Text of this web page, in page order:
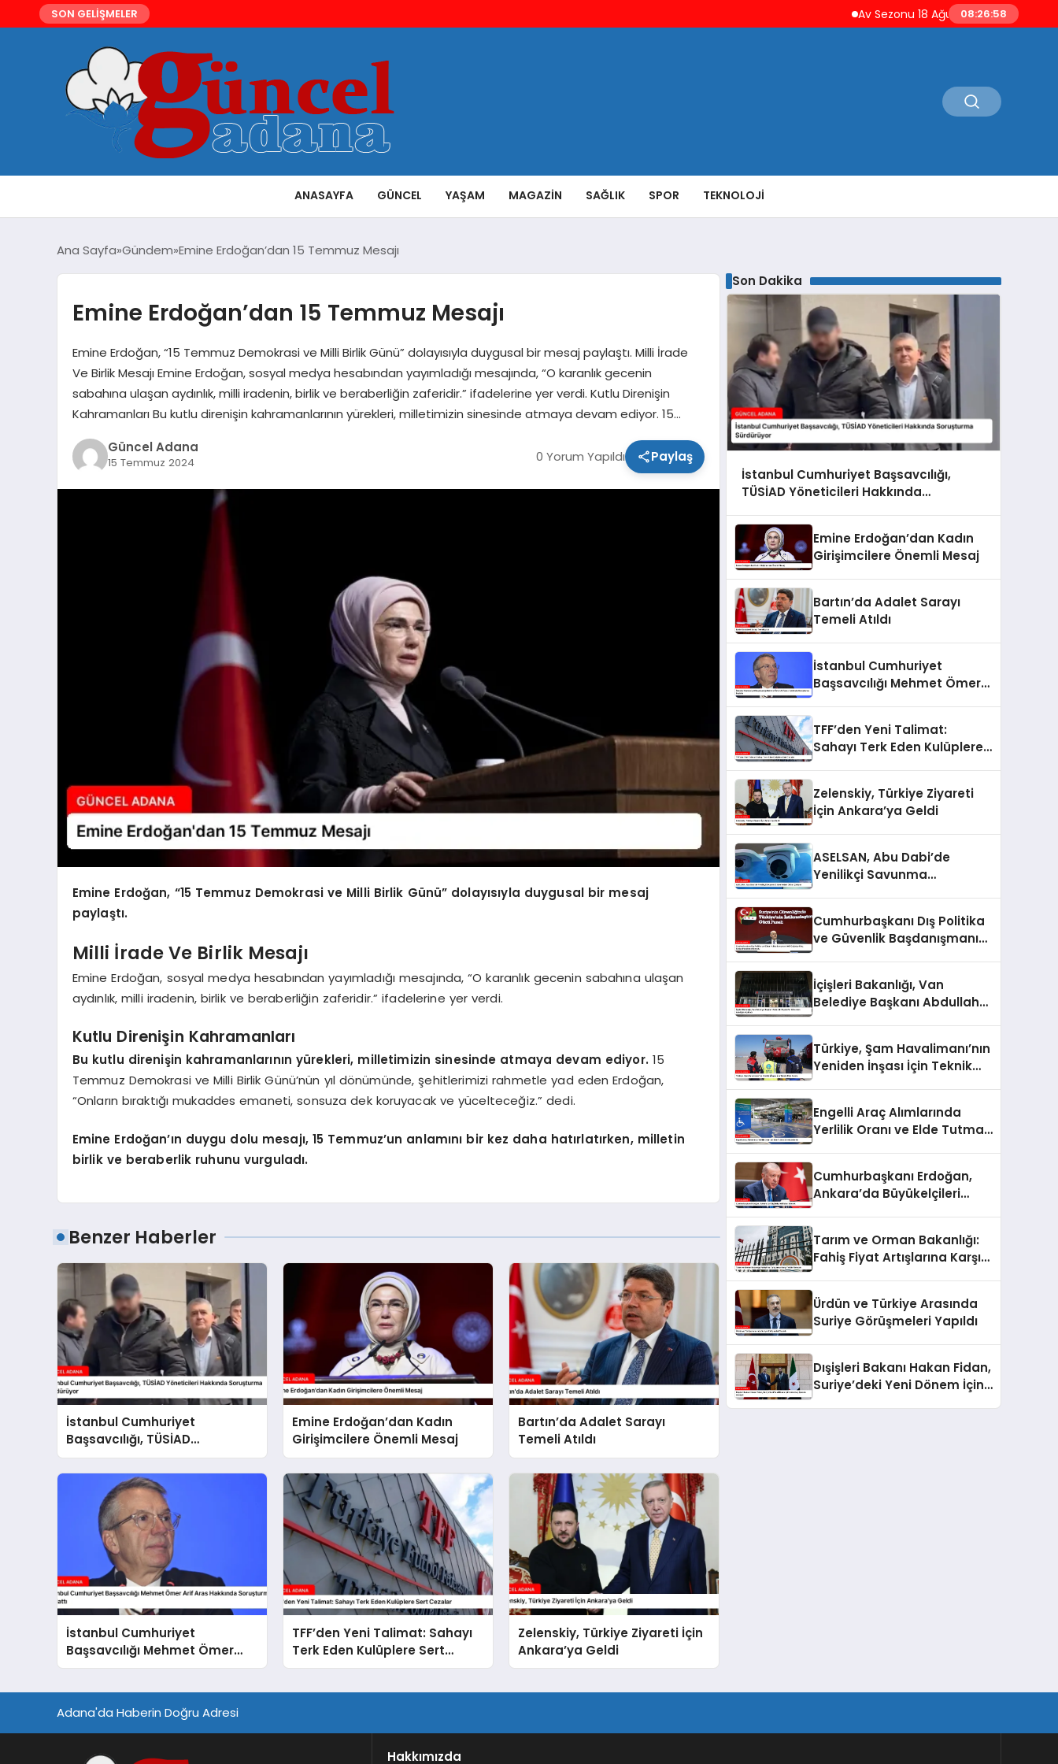
SON GELİŞMELER Av Sezonu 18 Ağustos’ta Açılıyor Yaban
08:26:59
ANASAYFA GÜNCEL YAŞAM MAGAZIN SAĞLIK SPOR TEKNOLOJI
Ana Sayfa Gündem Emine Erdoğan’dan 15 Temmuz Mesajı
Emine Erdoğan’dan 15 Temmuz Mesajı
Emine Erdoğan, “15 Temmuz Demokrasi ve Milli Birlik Günü” dolayısıyla duygusal bir mesaj paylaştı. Milli İrade
Ve Birlik Mesajı Emine Erdoğan, sosyal medya hesabından yayımladığı mesajında, “O karanlık gecenin
sabahına ulaşan aydınlık, milli iradenin, birlik ve beraberliğin zaferidir.” ifadelerine yer verdi. Kutlu Direnişin
Kahramanları Bu kutlu direnişin kahramanlarının yürekleri, milletimizin sinesinde atmaya devam ediyor. 15…
Güncel Adana
15 Temmuz 2024 0 Yorum Yapıldı Paylaş
Emine Erdoğan, “15 Temmuz Demokrasi ve Milli Birlik Günü” dolayısıyla duygusal bir mesaj
paylaştı.
Milli İrade Ve Birlik Mesajı
Emine Erdoğan, sosyal medya hesabından yayımladığı mesajında, “O karanlık gecenin sabahına ulaşan
aydınlık, milli iradenin, birlik ve beraberliğin zaferidir.” ifadelerine yer verdi.
Kutlu Direnişin Kahramanları
Bu kutlu direnişin kahramanlarının yürekleri, milletimizin sinesinde atmaya devam ediyor. 15
Temmuz Demokrasi ve Milli Birlik Günü’nün yıl dönümünde, şehitlerimizi rahmetle yad eden Erdoğan,
“Onların bıraktığı mukaddes emaneti, sonsuza dek koruyacak ve yücelteceğiz.” dedi.
Emine Erdoğan’ın duygu dolu mesajı, 15 Temmuz’un anlamını bir kez daha hatırlatırken, milletin
birlik ve beraberlik ruhunu vurguladı.
Benzer Haberler
İstanbul Cumhuriyet
Başsavcılığı, TÜSİAD
Yöneticileri Hakkında
Soruşturma Sürdürüyor
Emine Erdoğan’dan Kadın
Girişimcilere Önemli Mesaj
Bartın’da Adalet Sarayı
Temeli Atıldı
İstanbul Cumhuriyet
Başsavcılığı Mehmet Ömer
Arif Aras Hakkında
TFF’den Yeni Talimat: Sahayı
Terk Eden Kulüplere Sert
Cezalar
Zelenskiy, Türkiye Ziyareti İçin
Ankara’ya Geldi
Son Dakika
İstanbul Cumhuriyet Başsavcılığı,
TÜSİAD Yöneticileri Hakkında
Emine Erdoğan’dan Kadın
Girişimcilere Önemli Mesaj
Bartın’da Adalet Sarayı
Temeli Atıldı
İstanbul Cumhuriyet
Başsavcılığı Mehmet Ömer
TFF’den Yeni Talimat:
Sahayı Terk Eden Kulüplere
Zelenskiy, Türkiye Ziyareti
İçin Ankara’ya Geldi
ASELSAN, Abu Dabi’de
Yenilikçi Savunma
Cumhurbaşkanı Dış Politika
ve Güvenlik Başdanışmanı
İçişleri Bakanlığı, Van
Belediye Başkanı Abdullah
Türkiye, Şam Havalimanı’nın
Yeniden İnşası İçin Teknik
Engelli Araç Alımlarında
Yerlilik Oranı ve Elde Tutma
Cumhurbaşkanı Erdoğan,
Ankara’da Büyükelçileri
Tarım ve Orman Bakanlığı:
Fahiş Fiyat Artışlarına Karşı
Ürdün ve Türkiye Arasında
Suriye Görüşmeleri Yapıldı
Dışişleri Bakanı Hakan Fidan,
Suriye’deki Yeni Dönem İçin
Adana'da Haberin Doğru Adresi
Hakkımızda